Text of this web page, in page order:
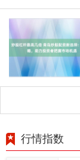
行情指数